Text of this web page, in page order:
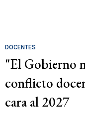
DOCENTES
"El Gobierno
conflicto
cara al 2027